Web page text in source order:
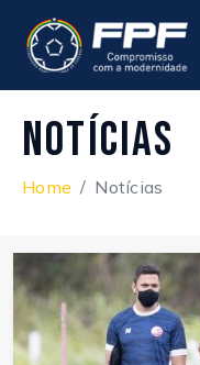
Notícias
Home Notícias